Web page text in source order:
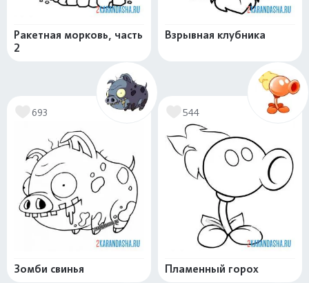
Ракетная морковь, часть
2
Взрывная клубника
693
Зомби свинья
544
Пламенный горох